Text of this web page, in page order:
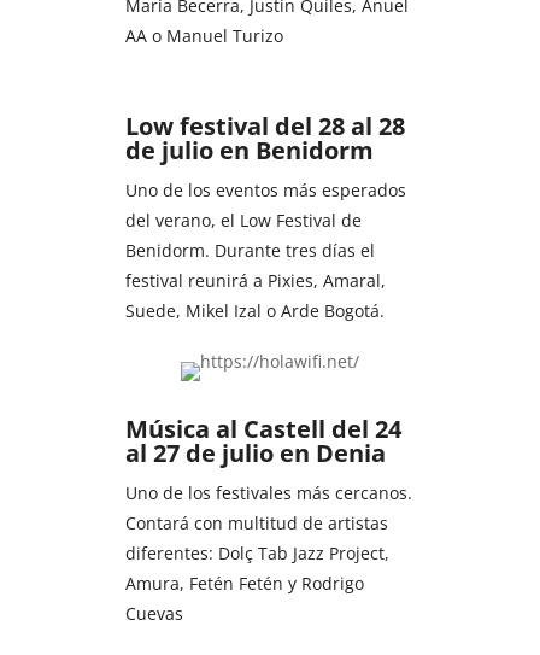
María Becerra, Justin Quiles, Anuel
AA o Manuel Turizo
Low festival del 28 al 28
de julio en Benidorm
Uno de los eventos más esperados
del verano, el Low Festival de
Benidorm. Durante tres días el
festival reunirá a Pixies, Amaral,
Suede, Mikel Izal o Arde Bogotá.
Música al Castell del 24
al 27 de julio en Denia
Uno de los festivales más cercanos.
Contará con multitud de artistas
diferentes: Dolç Tab Jazz Project,
Amura, Fetén Fetén y Rodrigo
Cuevas